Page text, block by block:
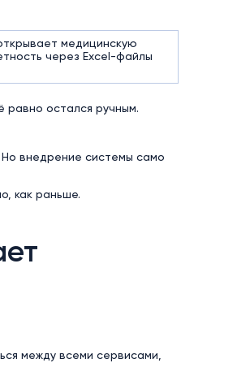
медицинскую
через Excel-файлы
равно остался ручным.
внедрение системы само
как раньше.
между всеми сервисами,